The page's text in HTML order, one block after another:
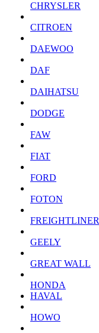
CHRYSLER
CITROEN
DAEWOO
DAF
DAIHATSU
DODGE
FAW
FIAT
FORD
FOTON
FREIGHTLINER
GEELY
GREAT WALL
HONDA
HAVAL
HOWO